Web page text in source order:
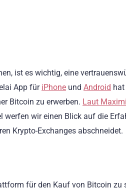
ist es wichtig, eine
App für iPhone und Android
Bitcoin zu erwerben. Laut
werfen wir einen Blick auf die
Krypto-Exchanges abschneidet.
für den Kauf von Bitcoin zu